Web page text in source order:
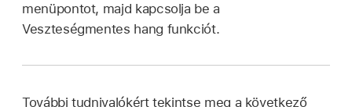
menüpontot, majd kapcsolja be a
Veszteségmentes hang funkciót.
További tudnivalókért tekintse meg a következő